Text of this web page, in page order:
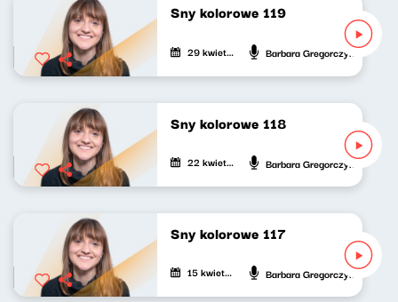
Sny kolorowe 119
29 kwietnia 2023 Barbara Gregorczyk
Sny kolorowe 118
22 kwietnia 2023 Barbara Gregorczyk
Sny kolorowe 117
15 kwietnia 2023 Barbara Gregorczyk